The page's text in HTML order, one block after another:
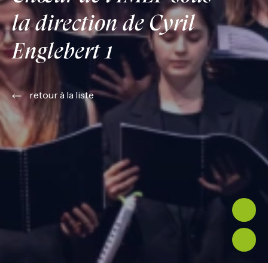
la direction de Cyril
Englebert 1
retour à la liste